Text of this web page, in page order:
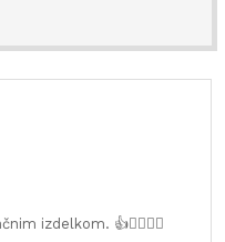
izdelkom. 👍💇‍♀️💇‍♂️